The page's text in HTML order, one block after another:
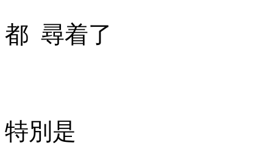
都 尋着了
特別是